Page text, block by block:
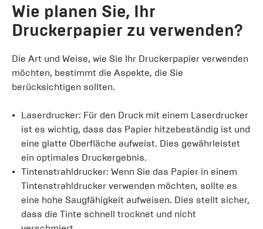
Wie planen Sie, Ihr
Druckerpapier zu verwenden?
Die Art und Weise, wie Sie Ihr Druckerpapier verwenden
möchten, bestimmt die Aspekte, die Sie
berücksichtigen sollten.
Laserdrucker: Für den Druck mit einem Laserdrucker
ist es wichtig, dass das Papier hitzebeständig ist und
eine glatte Oberfläche aufweist. Dies gewährleistet
ein optimales Druckergebnis.
Tintenstrahldrucker: Wenn Sie das Papier in einem
Tintenstrahldrucker verwenden möchten, sollte es
eine hohe Saugfähigkeit aufweisen. Dies stellt sicher,
dass die Tinte schnell trocknet und nicht